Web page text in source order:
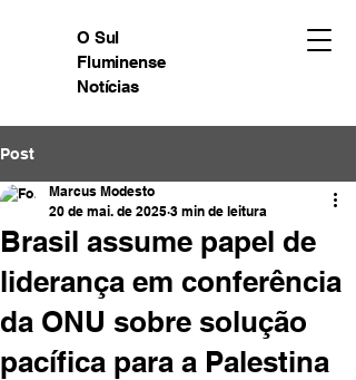
O Sul
Fluminense
Notícias
Post
Brasil assume papel de
liderança em conferência
da ONU sobre solução
pacífica para a Palestina
Marcus Modesto
20 de mai. de 2025 3 min de leitura